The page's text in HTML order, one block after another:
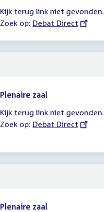
Kijk terug link niet gevonden.
Zoek op: External
Debat Direct
Plenaire zaal
Kijk terug link niet gevonden.
Zoek op: External
Debat Direct
Plenaire zaal